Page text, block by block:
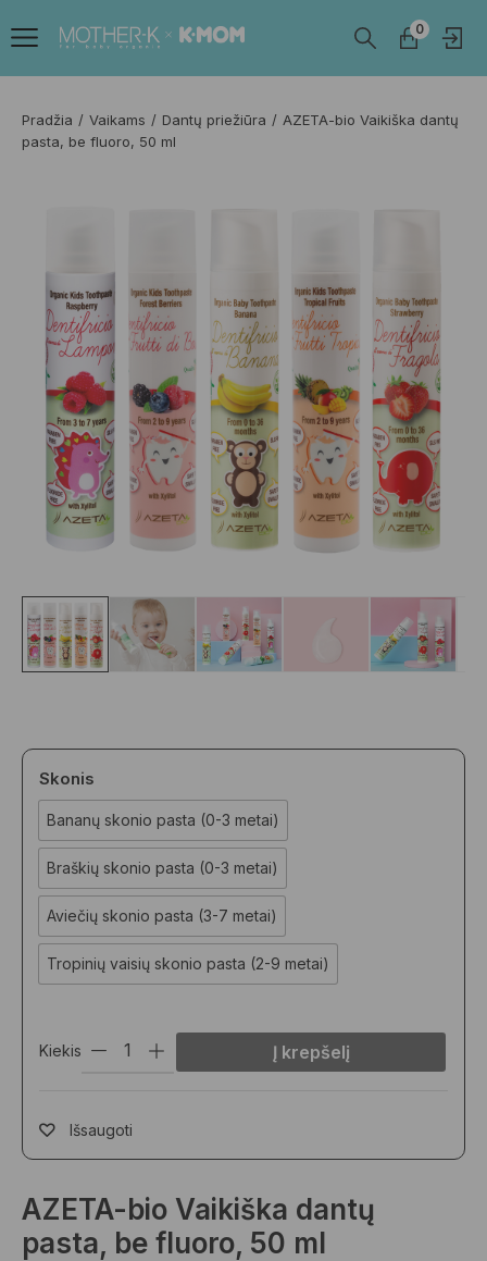
0
Pradžia Vaikams Dantų priežiūra
AZETA-bio Vaikiška dantų
pasta, be fluoro, 50 ml
AZETA-bio Vaikiška dantų
pasta, be fluoro, 50 ml
Skonis
Bananų skonio pasta (0-3 metai)
Braškių skonio pasta (0-3 metai)
Aviečių skonio pasta (3-7 metai)
Tropinių vaisių skonio pasta (2-9 metai)
Kiekis Į krepšelį
Išsaugoti